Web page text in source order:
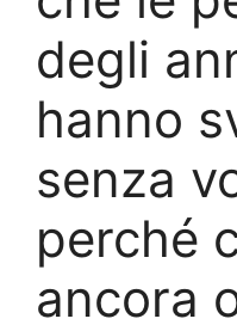
degli
hanno
senza
perché
ancora